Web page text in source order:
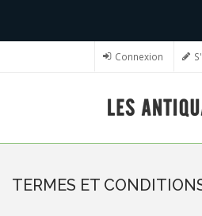
Connexion
TERMES ET